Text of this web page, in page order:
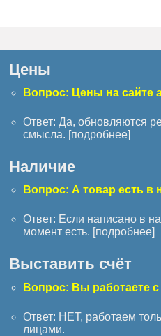
Цены
Вопрос: Цены на сайте
Ответ: Да, обновляются
смысла. [подробнее]
Наличие
Вопрос: А товар есть в
Ответ: Если написано в
момент есть. [ подробнее
Выставить счёт
Вопрос: Вы работаете
Ответ: НЕТ, работаем
лицами.